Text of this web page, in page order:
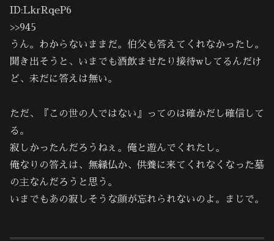
ID:LkrRqeP6
>>945
うん。わからないままだ。伯父も答えてくれなかったし。
聞き出そうと、いまでも酒飲ませたり接待wしてるんだけ
ど、未だに答えは無い。
ただ、『この世の人ではない』ってのは確かだし確信して
る。
寂しかったんだろうねぇ。俺と遊んでくれたし。
俺なりの答えは、無縁仏か、供養に来てくれなくなった墓
の主なんだろうと思う。
いまでもあの寂しそうな顔が忘れられないのよ。まじで。